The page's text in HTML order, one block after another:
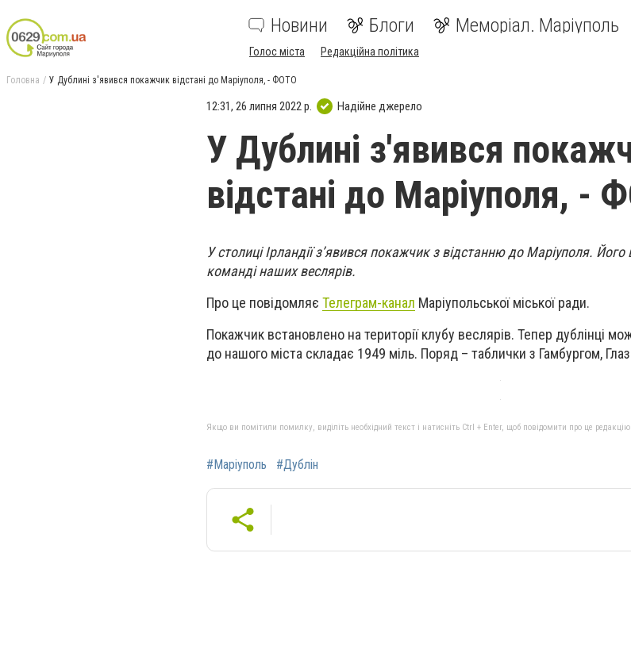
Новини Блоги Меморіал. Маріуполь
Голос міста Редакційна політика
Головна У Дублині з'явився покажчик відстані до Маріуполя, - ФОТО
12:31, 26 липня 2022 р. Надійне джерело
У Дублині з'явився
відстані до Маріуполя, -
У столиці Ірландії з’явився покажчик з відстанню до Маріуполя.
команді наших веслярів.
Про це повідомляє Телеграм-канал Маріупольської міської ради.
Покажчик встановлено на території клубу веслярів. Тепер дублінці
до нашого міста складає 1949 міль. Поряд – таблички з Гамбургом,
Якщо ви помітили помилку, виділіть необхідний текст і натисніть Ctrl + Enter, щоб повідомити про це редакцію
#Маріуполь #Дублін